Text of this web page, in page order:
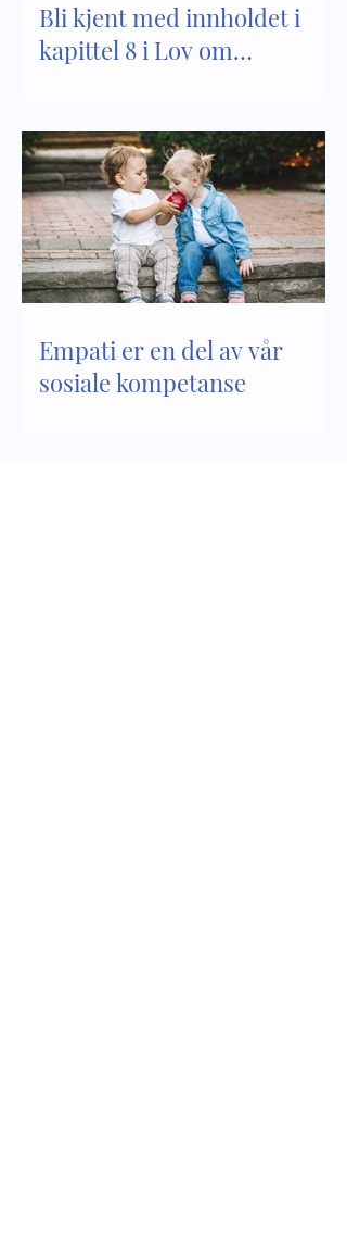
Bli kjent med innholdet i
kapittel 8 i Lov om
Empati er en del av vår
sosiale kompetanse